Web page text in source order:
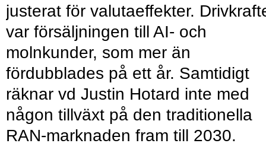
justerat för valutaeffekter.
var försäljningen till AI- och
molnkunder, som mer än
fördubblades på ett år. Samtidigt
räknar vd Justin Hotard inte med
någon tillväxt på den traditionella
RAN-marknaden fram till 2030.